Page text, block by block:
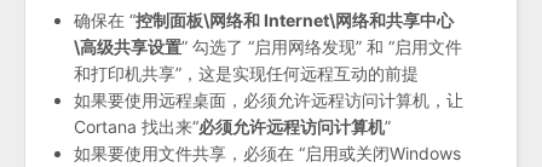
确保在 “控制面板\网络和 Internet\网络和共享中心
\高级共享设置” 勾选了 “启用网络发现” 和 “启用文件
和打印机共享”，这是实现任何远程互动的前提
如果要使用远程桌面，必须允许远程访问计算机，让
Cortana 找出来“必须允许远程访问计算机”
如果要使用文件共享，必须在 “启用或关闭Windows